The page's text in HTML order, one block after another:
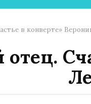
в конверте»